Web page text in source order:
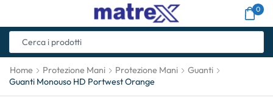
0
Home Protezione Mani Protezione Mani
Guanti
Guanti Monouso HD Portwest Orange